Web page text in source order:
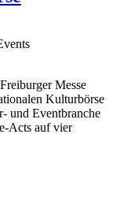
Messe
Kulturbörse
und Eventbranche
Acts auf vier